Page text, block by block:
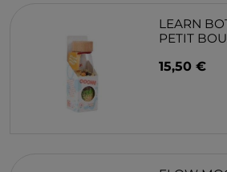
LEARN
PETIT
15,50 €